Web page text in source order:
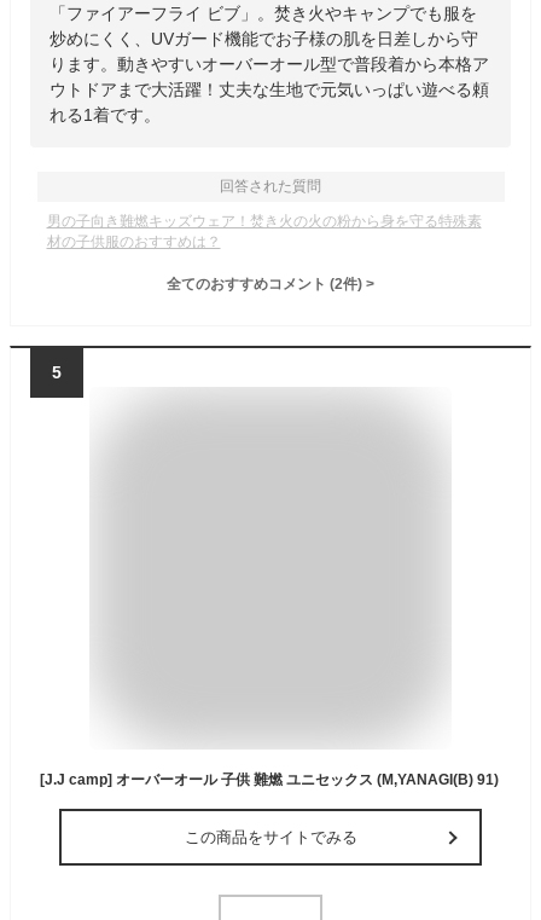
「ファイアーフライ ビブ」。焚き火やキャンプでも服を
炒めにくく、UVガード機能でお子様の肌を日差しから守
ります。動きやすいオーバーオール型で普段着から本格ア
ウトドアまで大活躍！丈夫な生地で元気いっぱい遊べる頼
れる1着です。
回答された質問
男の子向き難燃キッズウェア！焚き火の火の粉から身を守る特殊素
材の子供服のおすすめは？
全てのおすすめコメント (2件) >
5
[J.J camp] オーバーオール 子供 難燃 ユニセックス (M,YANAGI(B) 91)
この商品をサイトでみる